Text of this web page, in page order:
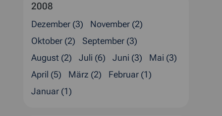
2008
Dezember (3)
November (2)
Oktober (2)
September (3)
August (2)
Juli (6) Juni (3)
Mai (3)
April (5)
März (2)
Februar (1)
Januar (1)